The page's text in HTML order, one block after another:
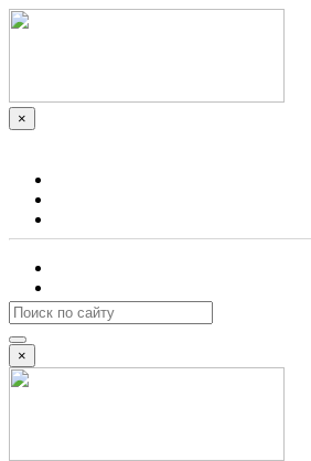
×
×